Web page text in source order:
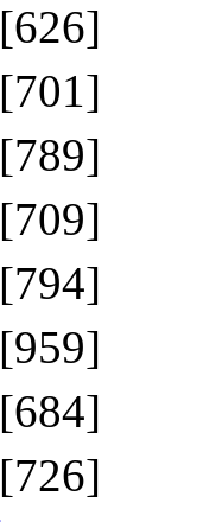
[626]
[701]
[789]
[709]
[794]
[959]
[684]
[726]